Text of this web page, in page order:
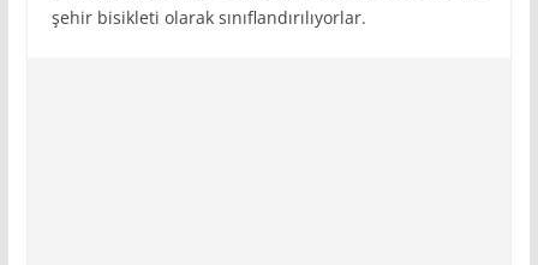
şehir bisikleti olarak sınıflandırılıyorlar.